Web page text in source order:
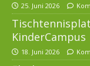
25. Juni 2026
KinderCampus
18. Juni 2026